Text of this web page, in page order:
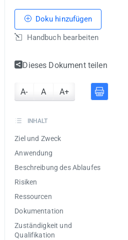
Handbuch bearbeiten
Doku hinzufügen
Dieses Dokument teilen
A- A A+
INHALT
Ziel und Zweck
Anwendung
Beschreibung des Ablaufes
Risiken
Ressourcen
Dokumentation
Zuständigkeit und
Qualifikation